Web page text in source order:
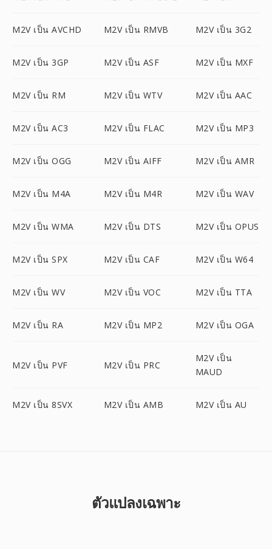
M2V เป็น AVCHD M2V เป็น RMVB M2V เป็น 3G2
M2V เป็น 3GP M2V เป็น ASF M2V เป็น MXF
M2V เป็น RM M2V เป็น WTV M2V เป็น AAC
M2V เป็น AC3 M2V เป็น FLAC M2V เป็น MP3
M2V เป็น OGG M2V เป็น AIFF M2V เป็น AMR
M2V เป็น M4A M2V เป็น M4R M2V เป็น WAV
M2V เป็น WMA M2V เป็น DTS M2V เป็น OPUS
M2V เป็น SPX M2V เป็น CAF M2V เป็น W64
M2V เป็น WV M2V เป็น VOC M2V เป็น TTA
M2V เป็น RA M2V เป็น MP2 M2V เป็น OGA
M2V เป็น PVF M2V เป็น PRC
M2V เป็น
MAUD
M2V เป็น 8SVX M2V เป็น AMB M2V เป็น AU
ตัวแปลงเฉพาะ